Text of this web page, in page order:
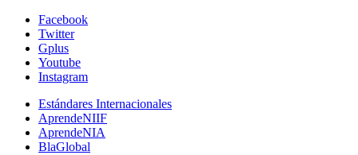
Facebook
Twitter
Gplus
Youtube
Instagram
Estándares Internacionales
AprendeNIIF
AprendeNIA
BlaGlobal